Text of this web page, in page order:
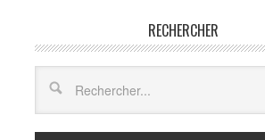
RECHERCHER